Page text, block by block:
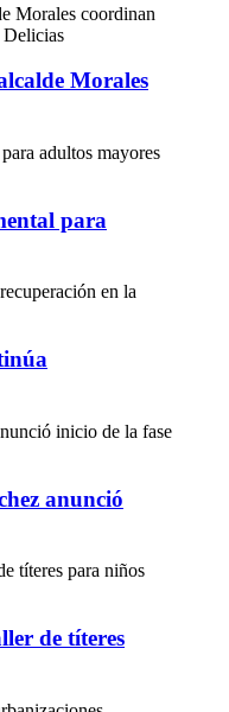
Morales
para
anunció
de títeres